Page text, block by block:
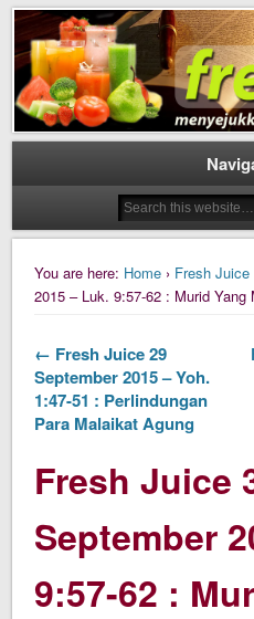
Daily Fresh
Daily Fresh Juice Renungan Harian
You are here: Home › Fresh Juice
2015 – Luk. 9:57-62 : Murid
← Fresh Juice 29
September 2015 – Yoh.
1:47-51 : Perlindungan
Para Malaikat Agung
Fresh Juice
September
9:57-62 :